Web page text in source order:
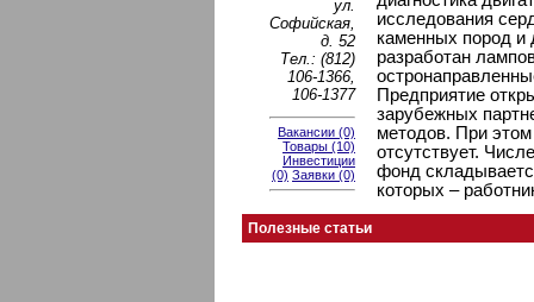
исследования
каменных пород и
разработан
Предприятие
зарубежных
методов. При этом
отсутствует.
фонд
которых –
ул.
Софийская,
д. 52
Тел.: (812)
106-1366,
106-1377
Вакансии (0)
Товары (10)
Инвестиции
(0) Заявки (0)
Полезные статьи